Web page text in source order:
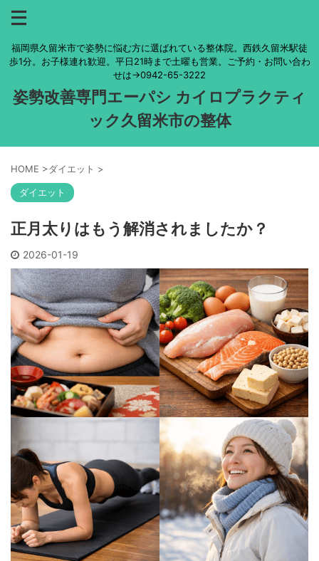
福岡県久留米市で姿勢に悩む方に選ばれている整体院。西鉄久留米駅徒
歩1分。お子様連れ歓迎。平日21時まで土曜も営業。ご予約・お問い合わ
せは→0942-65-3222
姿勢改善専門エーパシ カイロプラクティ
ック久留米市の整体
HOME >ダイエット >
ダイエット
正月太りはもう解消されましたか？
2026-01-19